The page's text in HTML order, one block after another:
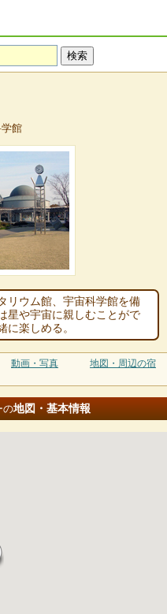
学館
リウム館、宇宙科学館を備
星や宇宙に親しむことがで
に楽しめる。
動画・写真 地図・周辺の宿
の地図・基本情報